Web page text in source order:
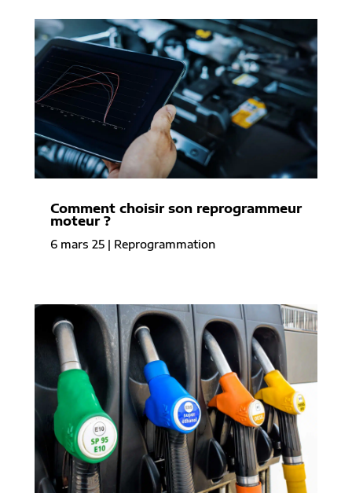
Comment choisir son reprogrammeur
moteur ?
6 mars 25| Reprogrammation